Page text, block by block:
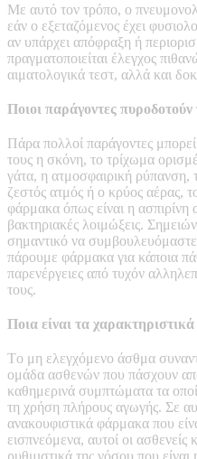
Με αυτό τον τρόπο, ο
εάν ο εξεταζόμενος έχει
αν υπάρχει απόφραξη ή
πραγματοποιείται έλεγχος
αιματολογικά τεστ, αλλά και
Ποιοι παράγοντες
Πάρα πολλοί παράγοντες
τους η σκόνη, το τρίχωμα
γάτα, η ατμοσφαιρική
ζεστός ατμός ή ο κρύος αέρας,
φάρμακα όπως είναι η ασπιρίνη
βακτηριακές λοιμώξεις.
σημαντικό να
πάρουμε φάρμακα για κάποια
παρενέργειες από τυχόν
τους.
Ποια είναι τα
Tο μη ελεγχόμενο άσθμα
ομάδα ασθενών που πάσχουν
καθημερινά συμπτώματα τα
τη χρήση πλήρους αγωγής. Σε
ανακουφιστικά φάρμακα που
εισπνεόμενα, αυτοί οι ασθενείς
ρυθμιστικά της νόσου που